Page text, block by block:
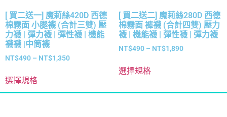
[ 買二送一] 魔莉絲420D 西德
棉霧面 小腿襪 (合計三雙) 壓
力襪 | 彈力襪 | 彈性襪 | 機能
襪襪 |中筒襪
NT$490 – NT$1,350
選擇規格
[ 買二送二] 魔莉絲280D 西德
棉霧面 褲襪 (合計四雙) 壓力
襪 | 機能襪 | 彈性襪 | 彈力襪
NT$490 – NT$1,890
選擇規格